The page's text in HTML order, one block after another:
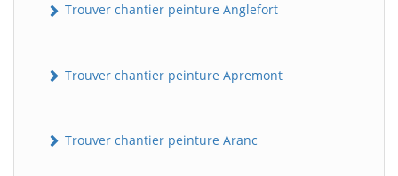
Trouver chantier peinture Anglefort
Trouver chantier peinture Apremont
Trouver chantier peinture Aranc